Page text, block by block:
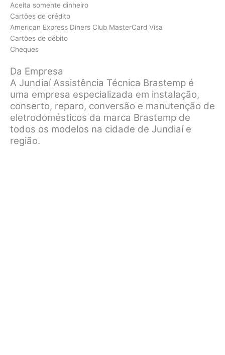
Aceita somente dinheiro
Cartões de crédito
American Express Diners Club MasterCard Visa
Cartões de débito
Cheques
Da Empresa
A Jundiaí Assistência Técnica Brastemp é
uma empresa especializada em instalação,
conserto, reparo, conversão e manutenção de
eletrodomésticos da marca Brastemp de
todos os modelos na cidade de Jundiaí e
região.